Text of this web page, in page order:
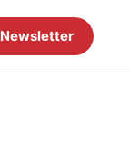
Newsletter